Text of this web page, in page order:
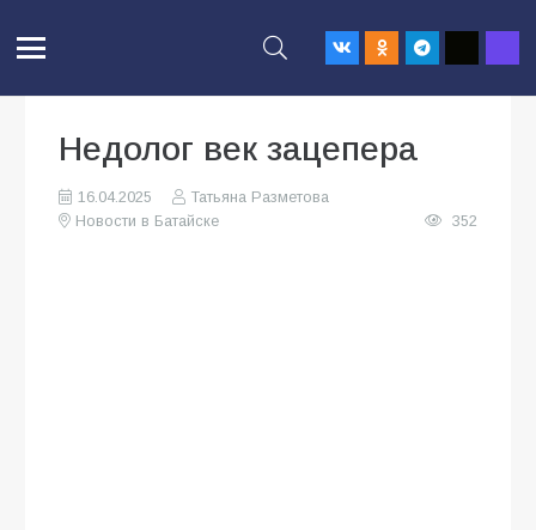
Недолог век зацепера
16.04.2025
Татьяна Разметова
Новости в Батайске
352